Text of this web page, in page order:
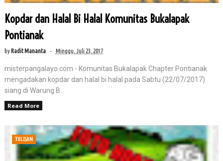
Kopdar dan Halal Bi Halal Komunitas Bukalapak
Pontianak
by Radit Mananta Minggu, Juli 23, 2017
misterpangalayo.com - Komunitas Bukalapak Chapter Pontianak
mengadakan kopdar dan halal bi halal pada Sabtu (22/07/2017)
siang di Warung B...
Read More
TULISAN